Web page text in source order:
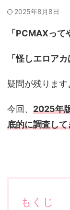
2025年8月8日
「PCMAXって
「怪しエロアカ
疑問が残ります
今回、 2025年
底的に調査し
もくじ